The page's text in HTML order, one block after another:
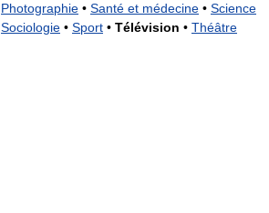
Photographie • Santé et médecine • Science
Sociologie • Sport • Télévision • Théâtre